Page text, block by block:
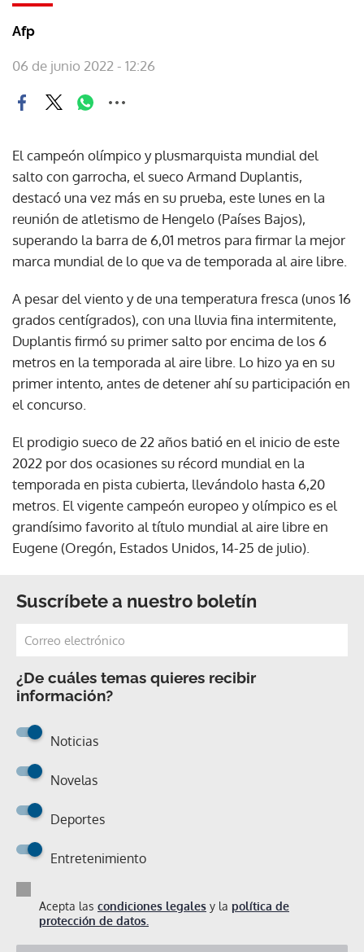
Afp
06 de junio 2022 - 12:26
El campeón olímpico y plusmarquista mundial del
salto con garrocha, el sueco Armand Duplantis,
destacó una vez más en su prueba, este lunes en la
reunión de atletismo de Hengelo (Países Bajos),
superando la barra de 6,01 metros para firmar la mejor
marca mundial de lo que va de temporada al aire libre.
A pesar del viento y de una temperatura fresca (unos 16
grados centígrados), con una lluvia fina intermitente,
Duplantis firmó su primer salto por encima de los 6
metros en la temporada al aire libre. Lo hizo ya en su
primer intento, antes de detener ahí su participación en
el concurso.
El prodigio sueco de 22 años batió en el inicio de este
2022 por dos ocasiones su récord mundial en la
temporada en pista cubierta, llevándolo hasta 6,20
metros. El vigente campeón europeo y olímpico es el
grandísimo favorito al título mundial al aire libre en
Eugene (Oregón, Estados Unidos, 14-25 de julio).
Suscríbete a nuestro boletín
¿De cuáles temas quieres recibir
información?
Noticias
Novelas
Deportes
Entretenimiento
Acepta las condiciones legales y la política de
protección de datos.